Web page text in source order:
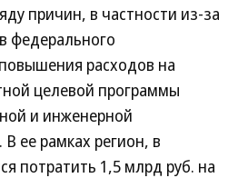
причин, в частности из-за
федерального
расходов на
целевой программы
и инженерной
ее рамках регион, в
потратить 1,5 млрд руб. на